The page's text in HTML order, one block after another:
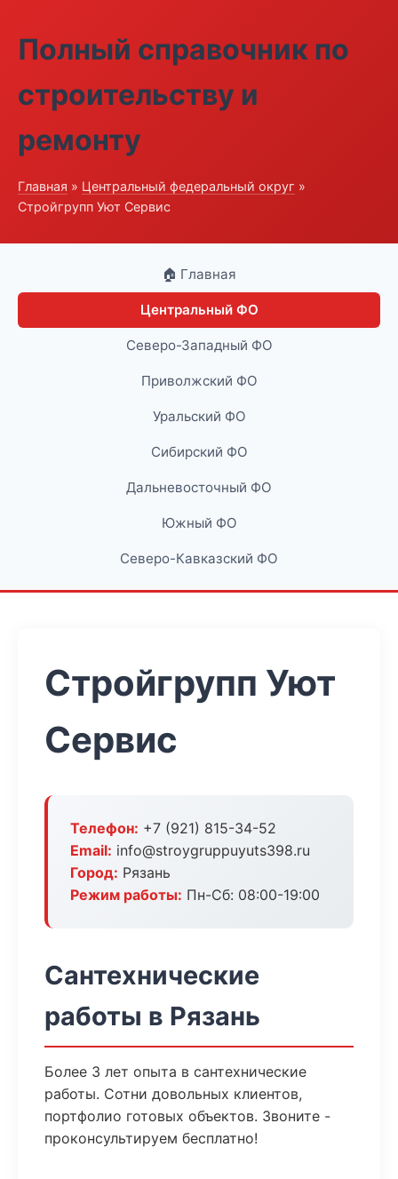
Полный справочник по
строительству и
ремонту
Главная » Центральный федеральный округ »
Стройгрупп Уют Сервис
🏠 Главная
Центральный ФО
Северо-Западный ФО
Приволжский ФО
Уральский ФО
Сибирский ФО
Дальневосточный ФО
Южный ФО
Северо-Кавказский ФО
Стройгрупп Уют
Сервис
Телефон: +7 (921) 815-34-52
Email: info@stroygruppuyuts398.ru
Город: Рязань
Режим работы: Пн-Сб: 08:00-19:00
Сантехнические
работы в Рязань
Более 3 лет опыта в сантехнические
работы. Сотни довольных клиентов,
портфолио готовых объектов. Звоните -
проконсультируем бесплатно!